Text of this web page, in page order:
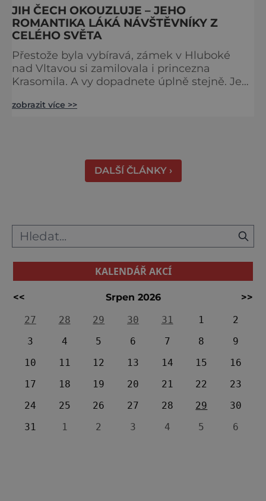
JIH ČECH OKOUZLUJE – JEHO
ROMANTIKA LÁKÁ NÁVŠTĚVNÍKY Z
CELÉHO SVĚTA
Přestože byla vybíravá, zámek v Hluboké
nad Vltavou si zamilovala i princezna
Krasomila. A vy dopadnete úplně stejně. Je
jako nazdobený bílý dort na svatební tabuli.
zobrazit více >>
DALŠÍ ČLÁNKY ›
KALENDÁŘ AKCÍ
<< Srpen 2026
>>
27
28 29 30 31 1
2
3
4 5 6 7 8
9
10
11 12 13 14 15
16
17
18 19 20 21 22
23
24
25 26 27 28 29
30
31
1 2 3 4 5 6